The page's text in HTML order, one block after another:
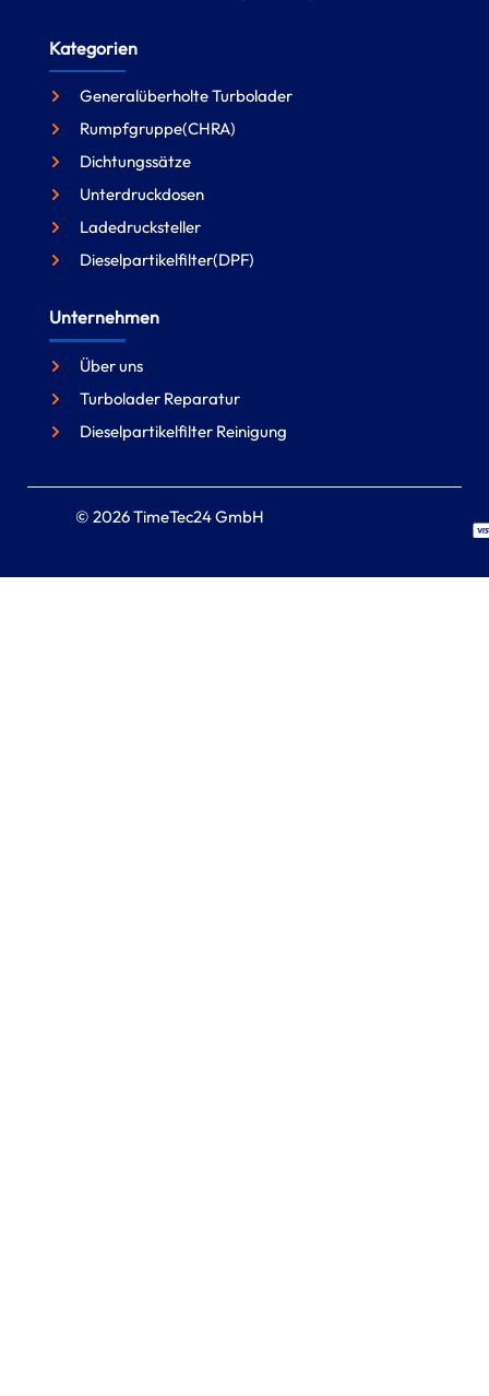
Kategorien
Generalüberholte Turbolader
Rumpfgruppe(CHRA)
Dichtungssätze
Unterdruckdosen
Ladedrucksteller
Dieselpartikelfilter(DPF)
Unternehmen
Über uns
Turbolader Reparatur
Dieselpartikelfilter Reinigung
© 2026 TimeTec24 GmbH